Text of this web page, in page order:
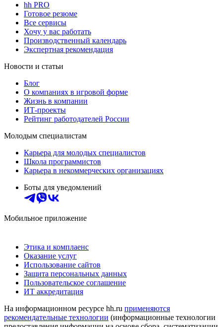
hh PRO
Готовое резюме
Все сервисы
Хочу у вас работать
Производственный календарь
Экспертная рекомендация
Новости и статьи
Блог
О компаниях в игровой форме
Жизнь в компании
ИТ-проекты
Рейтинг работодателей России
Молодым специалистам
Карьера для молодых специалистов
Школа программистов
Карьера в некоммерческих организациях
Боты для уведомлений
Мобильное приложение
Этика и комплаенс
Оказание услуг
Использование сайтов
Защита персональных данных
Пользовательское соглашение
ИТ аккредитация
На информационном ресурсе hh.ru применяются
рекомендательные технологии (информационные технологии